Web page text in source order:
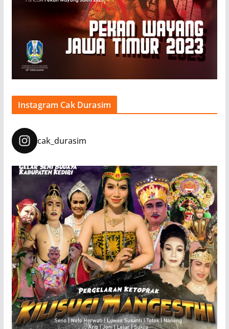
Instagram Cak Durasim
cak_durasim